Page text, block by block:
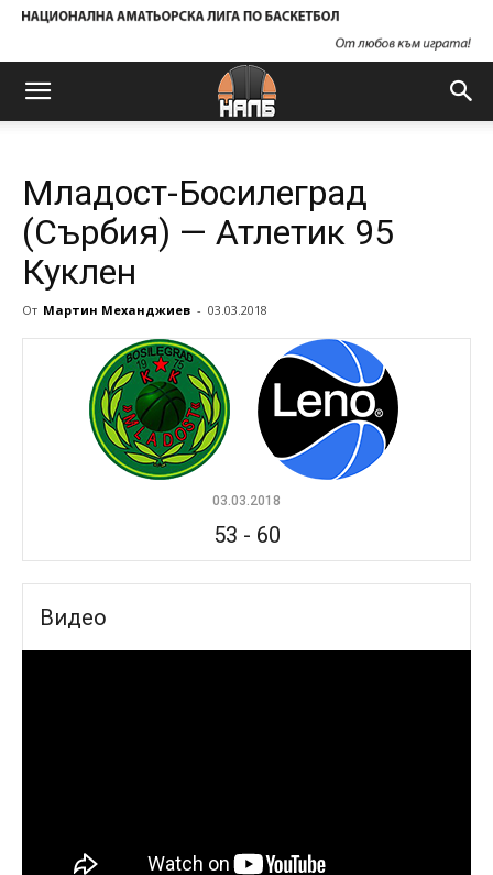
Младост-Босилеград
(Сърбия) — Атлетик 95
Куклен
От Мартин Механджиев - 03.03.2018
03.03.2018
53 - 60
Видео